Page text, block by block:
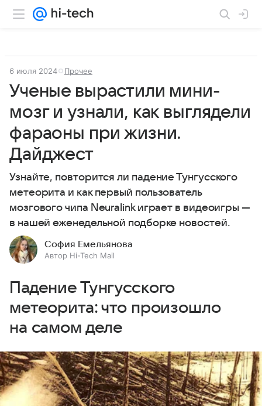
6 июля 2024 Прочее
Ученые вырастили мини-
мозг и узнали, как выглядели
фараоны при жизни.
Дайджест
Узнайте, повторится ли падение Тунгусского
метеорита и как первый пользователь
мозгового чипа Neuralink играет в видеоигры —
в нашей еженедельной подборке новостей.
София Емельянова
Автор Hi-Tech Mail
Падение Тунгусского
метеорита: что произошло
на самом деле